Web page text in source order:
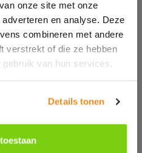
onze site met onze
en analyse. Deze
combineren met andere
verstrekt of die ze hebben
van hun services.
Details tonen
LADIES FEEL
GOOD LONG
SLEEVED